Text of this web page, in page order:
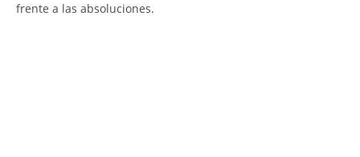
frente a las absoluciones.